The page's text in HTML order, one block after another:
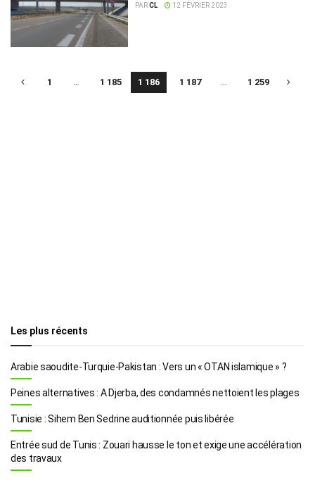
PARCL 12 FÉVRIER 2023
1 … 1 185 1 186 1 187 … 1 259
Les plus récents
Arabie saoudite-Turquie-Pakistan : Vers un « OTAN islamique » ?
Peines alternatives : A Djerba, des condamnés nettoient les plages
Tunisie : Sihem Ben Sedrine auditionnée puis libérée
Entrée sud de Tunis : Zouari hausse le ton et exige une accélération
des travaux